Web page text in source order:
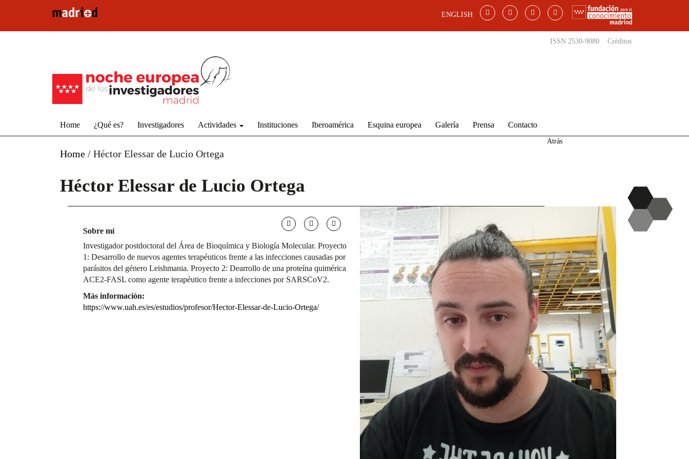
ENGLISH
ISSN 2530-9080 Créditos
Home ¿Qué es? Investigadores Actividades Instituciones Iberoamérica Esquina europea Galería Prensa Contacto
Home / Héctor Elessar de Lucio Ortega
Atrás
Héctor Elessar de Lucio Ortega
Sobre mí
Investigador postdoctoral del Área de Bioquímica y Biología Molecular. Proyecto
1: Desarrollo de nuevos agentes terapéuticos frente a las infecciones causadas por
parásitos del género Leishmania. Proyecto 2: Dearrollo de una proteína quimérica
ACE2-FASL como agente terapéutico frente a infecciones por SARSCoV2.
Más información:
https://www.uah.es/es/estudios/profesor/Hector-Elessar-de-Lucio-Ortega/